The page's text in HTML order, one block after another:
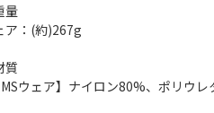
量
ア：(約)267g
ウェア】ナイロン80%、ポリウ